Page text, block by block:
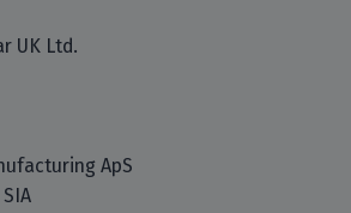
UK Ltd.
ApS